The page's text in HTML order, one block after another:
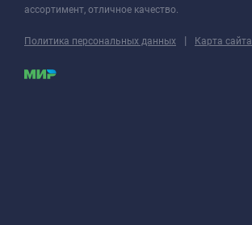
ассортимент, отличное качество.
Политика персональных данных | Карта сайта